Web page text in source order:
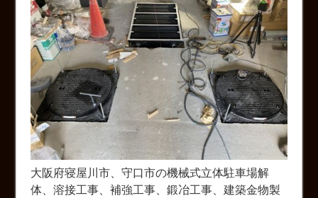
大阪府寝屋川市、守口市の機械式立体駐車場解
体、溶接工事、補強工事、鍛冶工事、建築金物製